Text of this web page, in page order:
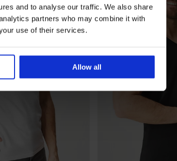
and to analyse our traffic. We also share
partners who may combine it with
use of their services.
Allow all